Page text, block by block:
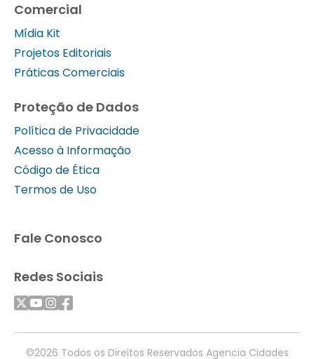
Comercial
Mídia Kit
Projetos Editoriais
Práticas Comerciais
Proteção de Dados
Política de Privacidade
Acesso à Informação
Código de Ética
Termos de Uso
Fale Conosco
Redes Sociais
©2026 Todos os Direitos Reservados Agencia Cidades